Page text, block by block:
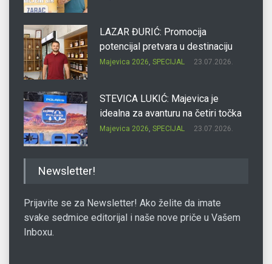
LAZAR ĐURIĆ: Promocija
potencijal pretvara u destinaciju
Majevica 2026, SPECIJAL 23.07.2026.
STEVICA LUKIĆ: Majevica je
idealna za avanturu na četiri točka
Majevica 2026, SPECIJAL 23.07.2026.
Newsletter!
Prijavite se za Newsletter! Ako želite da imate
svake sedmice editorijal i naše nove priče u Vašem
Inboxu.